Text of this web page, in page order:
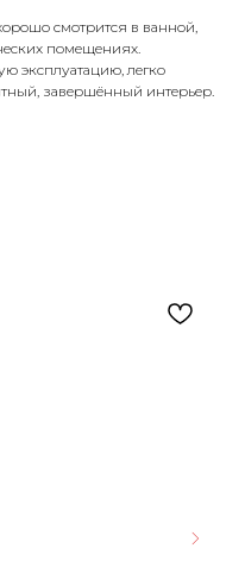
смотрится в ванной,
помещениях.
эксплуатацию, легко
завершённый интерьер.